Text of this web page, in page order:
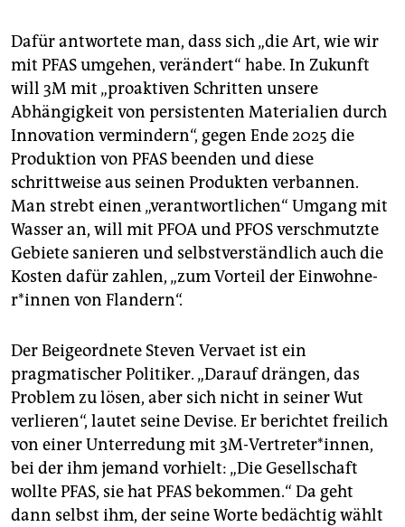
Dafür antwortete man, dass sich „die Art, wie wir
mit PFAS umgehen, verändert“ habe. In Zukunft
will 3M mit „proaktiven Schritten unsere
Abhängigkeit von persistenten Materialien durch
Innovation vermindern“, gegen Ende 2025 die
Produktion von PFAS beenden und diese
schrittweise aus seinen Produkten verbannen.
Man strebt einen „verantwortlichen“ Umgang mit
Wasser an, will mit PFOA und PFOS verschmutzte
Gebiete sanieren und selbstverständlich auch die
Kosten dafür zahlen, „zum Vorteil der Ein­woh­ne­
r*in­nen von Flandern“.
Der Beigeordnete Steven Vervaet ist ein
pragmatischer Politiker. „Darauf drängen, das
Problem zu lösen, aber sich nicht in seiner Wut
verlieren“, lautet seine Devise. Er berichtet freilich
von einer Unterredung mit 3M-Vertreter*innen,
bei der ihm jemand vorhielt: „Die Gesellschaft
wollte PFAS, sie hat PFAS bekommen.“ Da geht
dann selbst ihm, der seine Worte bedächtig wählt